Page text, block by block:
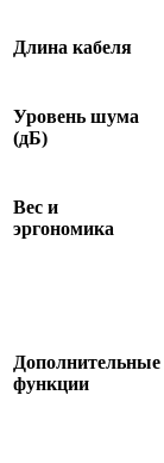
Длина кабеля
Уровень шума
(дБ)
Вес и
эргономика
Дополнительные
функции